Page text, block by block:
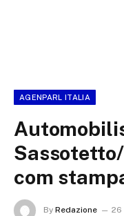
AGENPARL ITALIA
com
By Redazione 26